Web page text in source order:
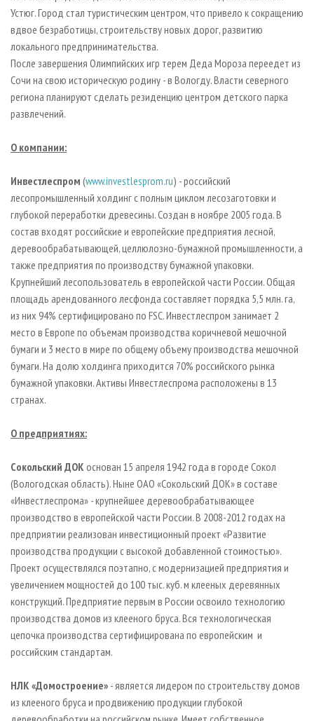
Устюг. Город стал туристическим центром, что привело к сокращению
вдвое безработицы, строительству новых дорог, развитию
локального предпринимательства.
После завершения Олимпийских игр терем Деда Мороза переедет из
Сочи на свою историческую родину - в Вологду. Власти северного
региона планируют сделать резиденцию центром детского парка
развлечений.
О компании:
Инвестлеспром (www.investlesprom.ru) - российский
лесопромышленный холдинг с полным циклом лесозаготовки и
глубокой переработки древесины. Создан в ноябре 2005 года. В
состав входят российские и европейские предприятия лесной,
деревообрабатывающей, целлюлозно-бумажной промышленности, а
также предприятия по производству бумажной упаковки.
Крупнейший лесопользователь в европейской части России. Общая
площадь арендованного лесфонда составляет порядка 5,5 млн. га,
из них 94% сертифицировано по FSC. Инвестлеспром занимает 2
место в Европе по объемам производства коричневой мешочной
бумаги и 3 место в мире по общему объему производства мешочной
бумаги. На долю холдинга приходится 70% российского рынка
бумажной упаковки. Активы Инвестлеспрома расположены в 13
странах.
О предприятиях:
Сокольский ДОК основан 15 апреля 1942 года в городе Сокол
(Вологодская область). Ныне ОАО «Сокольский ДОК» в составе
«Инвестлеспрома» - крупнейшее деревообрабатывающее
производство в европейской части России. В 2008-2012 годах на
предприятии реализован инвестиционный проект «Развитие
производства продукции с высокой добавленной стоимостью».
Проект осуществлялся поэтапно, с модернизацией предприятия и
увеличением мощностей до 100 тыс. куб. м клееных деревянных
конструкций. Предприятие первым в России освоило технологию
производства домов из клееного бруса. Вся технологическая
цепочка производства сертифицирована по европейским и
российским стандартам.
НЛК «Домостроение» - является лидером по строительству домов
из клееного бруса и продвижению продукции глубокой